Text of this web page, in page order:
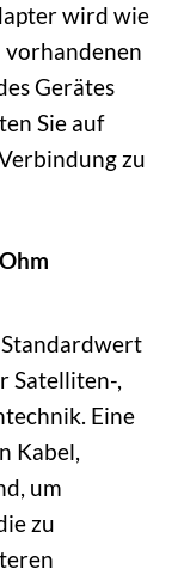
wird wie
vorhandenen
Gerätes
Sie auf
zu
Satelliten-,
Eine
Kabel,
um
zu